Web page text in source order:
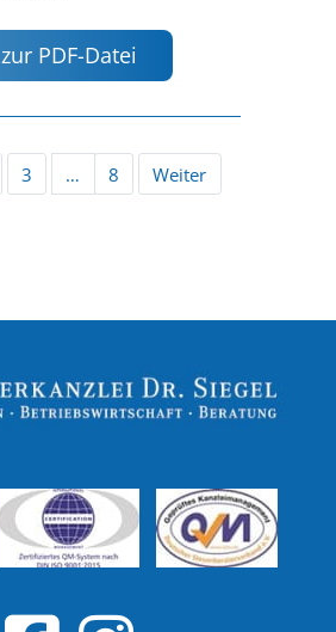
zur PDF-Datei
3 … 8 Weiter